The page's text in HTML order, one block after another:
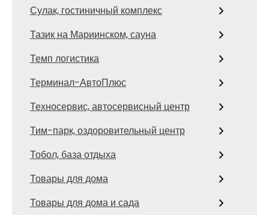
Сулак, гостиничный комплекс
Тазик на Мариинском, сауна
Темп логистика
Терминал-АвтоПлюс
Техносервис, автосервисный центр
Тим-парк, оздоровительный центр
Тобол, база отдыха
Товары для дома
Товары для дома и сада